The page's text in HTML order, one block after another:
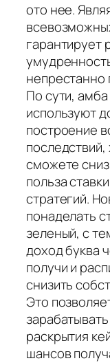
ото нее.
гарантирует
непрестанно
По сути,
используют
построение
сможете
польза
стратегий.
понаделать
зеленый, с
доход буква
получи и
снизить
Это
раскрытия
шансов